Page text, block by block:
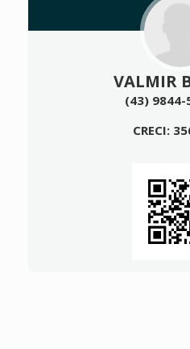
VALMIR
(43) 9844-
CRECI: